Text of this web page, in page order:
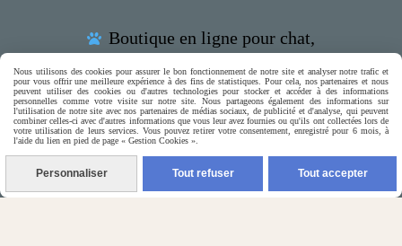
 Boutique en ligne pour chat,
(5) Nos Avis Clients :
CE QU'EN PENSENT NOS CLIENTS
Nous utilisons des cookies pour assurer le bon fonctionnement de notre site et analyser notre trafic et
pour vous offrir une meilleure expérience à des fins de statistiques. Pour cela, nos partenaires et nous
peuvent utiliser des cookies ou d'autres technologies pour stocker et accéder à des informations
personnelles comme votre visite sur notre site. Nous partageons également des informations sur
l'utilisation de notre site avec nos partenaires de médias sociaux, de publicité et d'analyse, qui peuvent
combiner celles-ci avec d'autres informations que vous leur avez fournies ou qu'ils ont collectées lors de
votre utilisation de leurs services. Vous pouvez retirer votre consentement, enregistré pour 6 mois, à
l'aide du lien en pied de page « Gestion Cookies ».
Personnaliser Tout refuser Tout accepter